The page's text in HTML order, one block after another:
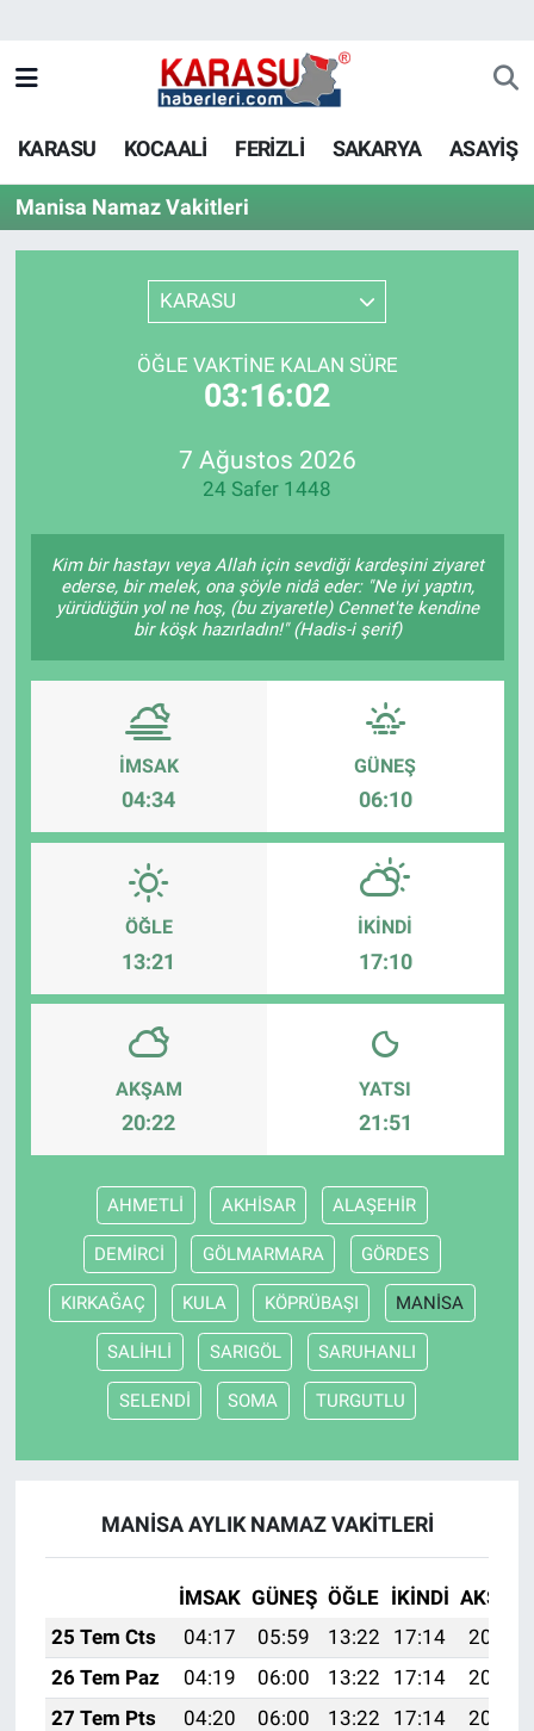
KARASU KOCAALİ FERİZLİ SAKARYA ASAYİŞ
Manisa Namaz Vakitleri
KARASU
ÖĞLE VAKTINE KALAN SÜRE
03:16:02
7 Ağustos 2026
24 Safer 1448
Kim bir hastayı veya Allah için sevdiği kardeşini ziyaret
ederse, bir melek, ona şöyle nidâ eder: "Ne iyi yaptın,
yürüdüğün yol ne hoş, (bu ziyaretle) Cennet'te kendine
bir köşk hazırladın!" (Hadis-i şerif)
İMSAK
04:34
GÜNEŞ
06:10
ÖĞLE
13:21
İKINDI
17:10
AKŞAM
20:22
YATSI
21:51
AHMETLİ AKHİSAR ALAŞEHİR
DEMİRCİ GÖLMARMARA GÖRDES
KIRKAĞAÇ KULA KÖPRÜBAŞI MANİSA
SALİHLİ SARIGÖL SARUHANLI
SELENDİ SOMA TURGUTLU
MANİSA AYLIK NAMAZ VAKITLERI
İMSAK GÜNEŞ ÖĞLE İKINDI AKŞAM
25 Tem Cts
04:17 05:59 13:22 17:14
20:35
26 Tem Paz
04:19 06:00 13:22 17:14
20:34
27 Tem Pts
04:20 06:00 13:22 17:14
20:33